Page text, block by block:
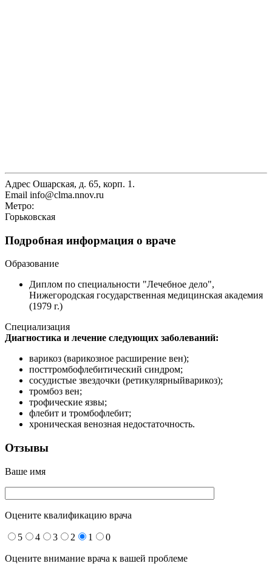
Адрес Ошарская, д. 65, корп. 1.
Email info@clma.nnov.ru
Метро:
Горьковская
Подробная информация о враче
Образование
Диплом по специальности "Лечебное дело",
Нижегородская государственная медицинская академия
(1979 г.)
Специализация
Диагностика и лечение следующих заболеваний:
варикоз (варикозное расширение вен);
посттромбофлебитический синдром;
сосудистые звездочки (ретикулярныйварикоз);
тромбоз вен;
трофические язвы;
флебит и тромбофлебит;
хроническая венозная недостаточность.
Отзывы
Ваше имя
Оцените квалификацию врача
5 4 3 2 1 0
Оцените внимание врача к вашей проблеме